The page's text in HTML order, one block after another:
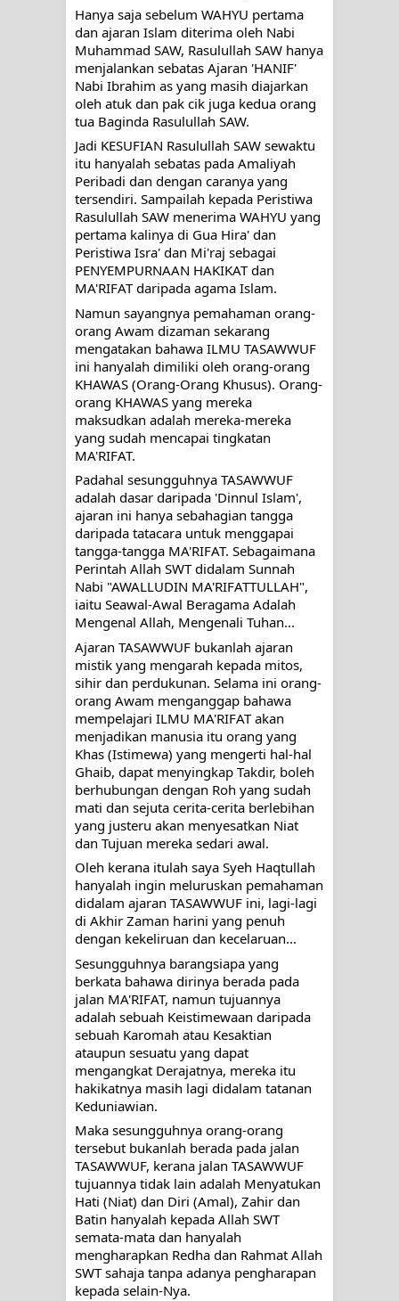
Hanya saja sebelum WAHYU pertama
dan ajaran Islam diterima oleh Nabi
Muhammad SAW, Rasulullah SAW hanya
menjalankan sebatas Ajaran 'HANIF'
Nabi Ibrahim as yang masih diajarkan
oleh atuk dan pak cik juga kedua orang
tua Baginda Rasulullah SAW.
Jadi KESUFIAN Rasulullah SAW sewaktu
itu hanyalah sebatas pada Amaliyah
Peribadi dan dengan caranya yang
tersendiri. Sampailah kepada Peristiwa
Rasulullah SAW menerima WAHYU yang
pertama kalinya di Gua Hira' dan
Peristiwa Isra' dan Mi'raj sebagai
PENYEMPURNAAN HAKIKAT dan
MA'RIFAT daripada agama Islam.
Namun sayangnya pemahaman orang-
orang Awam dizaman sekarang
mengatakan bahawa ILMU TASAWWUF
ini hanyalah dimiliki oleh orang-orang
KHAWAS (Orang-Orang Khusus). Orang-
orang KHAWAS yang mereka
maksudkan adalah mereka-mereka
yang sudah mencapai tingkatan
MA'RIFAT.
Padahal sesungguhnya TASAWWUF
adalah dasar daripada 'Dinnul Islam',
ajaran ini hanya sebahagian tangga
daripada tatacara untuk menggapai
tangga-tangga MA'RIFAT. Sebagaimana
Perintah Allah SWT didalam Sunnah
Nabi "AWALLUDIN MA'RIFATTULLAH",
iaitu Seawal-Awal Beragama Adalah
Mengenal Allah, Mengenali Tuhan...
Ajaran TASAWWUF bukanlah ajaran
mistik yang mengarah kepada mitos,
sihir dan perdukunan. Selama ini orang-
orang Awam menganggap bahawa
mempelajari ILMU MA'RIFAT akan
menjadikan manusia itu orang yang
Khas (Istimewa) yang mengerti hal-hal
Ghaib, dapat menyingkap Takdir, boleh
berhubungan dengan Roh yang sudah
mati dan sejuta cerita-cerita berlebihan
yang justeru akan menyesatkan Niat
dan Tujuan mereka sedari awal.
Oleh kerana itulah saya Syeh Haqtullah
hanyalah ingin meluruskan pemahaman
didalam ajaran TASAWWUF ini, lagi-lagi
di Akhir Zaman harini yang penuh
dengan kekeliruan dan kecelaruan...
Sesungguhnya barangsiapa yang
berkata bahawa dirinya berada pada
jalan MA'RIFAT, namun tujuannya
adalah sebuah Keistimewaan daripada
sebuah Karomah atau Kesaktian
ataupun sesuatu yang dapat
mengangkat Derajatnya, mereka itu
hakikatnya masih lagi didalam tatanan
Keduniawian.
Maka sesungguhnya orang-orang
tersebut bukanlah berada pada jalan
TASAWWUF, kerana jalan TASAWWUF
tujuannya tidak lain adalah Menyatukan
Hati (Niat) dan Diri (Amal), Zahir dan
Batin hanyalah kepada Allah SWT
semata-mata dan hanyalah
mengharapkan Redha dan Rahmat Allah
SWT sahaja tanpa adanya pengharapan
kepada selain-Nya.